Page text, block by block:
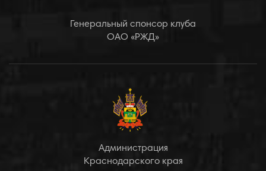
Генеральный спонсор клуба
ОАО «РЖД»
Администрация
Краснодарского края